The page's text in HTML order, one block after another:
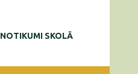
NOTIKUMI SKOLĀ